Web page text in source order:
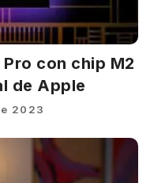
con chip M2
de Apple
2023